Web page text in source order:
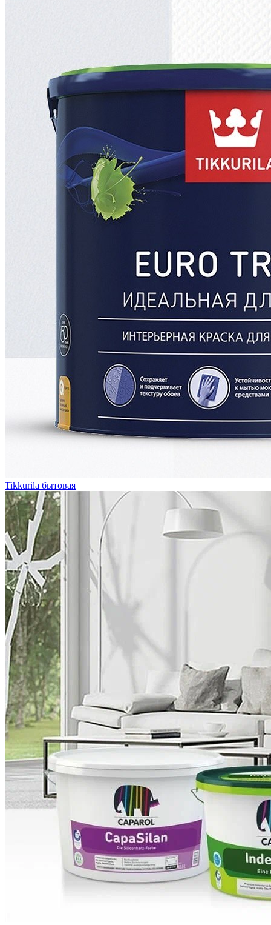
Tikkurila бытовая